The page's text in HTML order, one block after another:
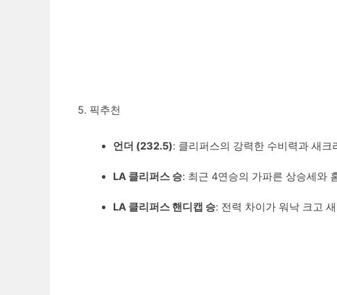
5. 픽추천
언더 (232.5): 클리퍼스의 강력한 수비력과 새
LA 클리퍼스 승: 최근 4연승의 가파른 상승세와
LA 클리퍼스 핸디캡 승: 전력 차이가 워낙 크고